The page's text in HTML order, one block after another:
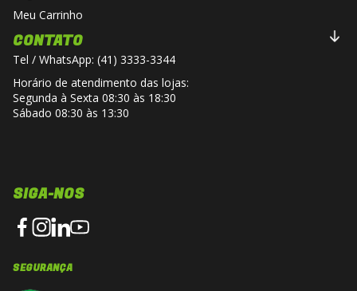
Meu Carrinho
CONTATO
Tel / WhatsApp: (41) 3333-3344
Horário de atendimento das lojas:
Segunda à Sexta 08:30 às 18:30
Sábado 08:30 às 13:30
SIGA-NOS
SEGURANÇA